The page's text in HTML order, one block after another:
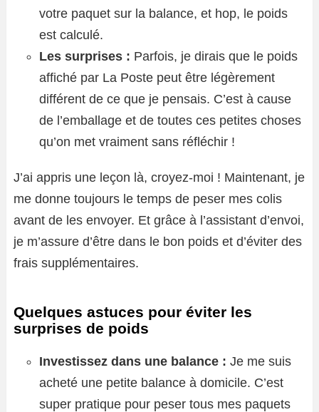
votre paquet sur la balance, et hop, le poids
est calculé.
Les surprises : Parfois, je dirais que le poids
affiché par La Poste peut être légèrement
différent de ce que je pensais. C’est à cause
de l’emballage et de toutes ces petites choses
qu’on met vraiment sans réfléchir !
J’ai appris une leçon là, croyez-moi ! Maintenant, je
me donne toujours le temps de peser mes colis
avant de les envoyer. Et grâce à l’assistant d’envoi,
je m’assure d’être dans le bon poids et d’éviter des
frais supplémentaires.
Quelques astuces pour éviter les
surprises de poids
Investissez dans une balance : Je me suis
acheté une petite balance à domicile. C’est
super pratique pour peser tous mes paquets